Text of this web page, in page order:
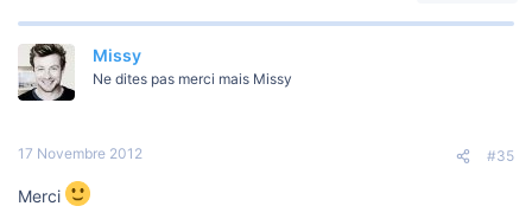
Missy
Ne dites pas merci mais Missy
17 Novembre 2012 #35
Merci